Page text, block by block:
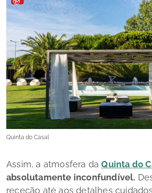
Quinta do Casal
Assim, a atmosfera daQuinta do
absolutamente inconfundível.
receção até aos detalhes